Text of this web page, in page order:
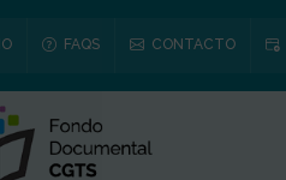
FAQS CONTACTO